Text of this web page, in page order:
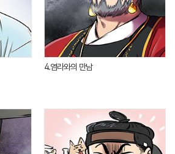
4.염라와의 만남